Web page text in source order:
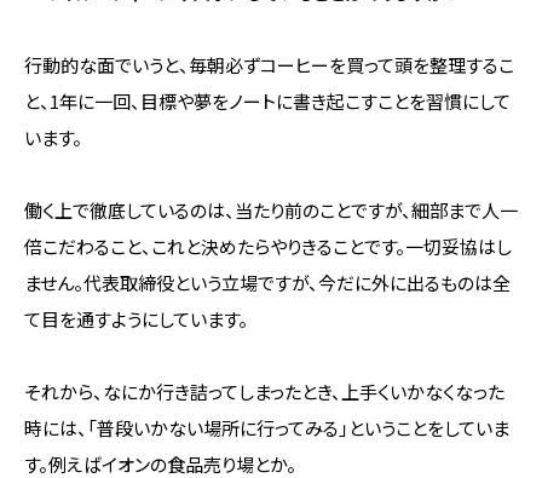
行動的な面でいうと、毎朝必ずコーヒーを買って頭を整理するこ
と、1年に一回、目標や夢をノートに書き起こすことを習慣にして
います。
働く上で徹底しているのは、当たり前のことですが、細部まで人一
倍こだわること、これと決めたらやりきることです。一切妥協はし
ません。代表取締役という立場ですが、今だに外に出るものは全
て目を通すようにしています。
それから、なにか行き詰ってしまったとき、上手くいかなくなった
時には、「普段いかない場所に行ってみる」ということをしていま
す。例えばイオンの食品売り場とか。